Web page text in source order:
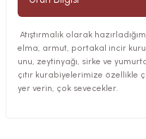
Atıştırmalık olarak
elma, armut, portakal incir
unu, zeytinyağı, sirke ve
çıtır kurabiyelerimize özellikle
yer verin, çok sevecekler.